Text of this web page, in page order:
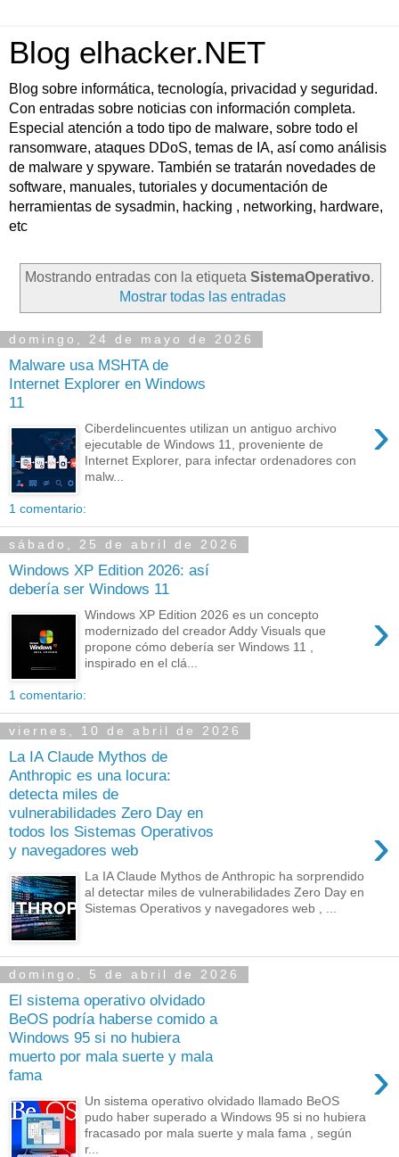
Blog elhacker.NET
Blog sobre informática, tecnología, privacidad y seguridad.
Con entradas sobre noticias con información completa.
Especial atención a todo tipo de malware, sobre todo el
ransomware, ataques DDoS, temas de IA, así como análisis
de malware y spyware. También se tratarán novedades de
software, manuales, tutoriales y documentación de
herramientas de sysadmin, hacking , networking, hardware,
etc
Mostrando entradas con la etiqueta SistemaOperativo.
Mostrar todas las entradas
domingo, 24 de mayo de 2026
Malware usa MSHTA de
Internet Explorer en Windows
11
›
Ciberdelincuentes utilizan un antiguo archivo
ejecutable de Windows 11, proveniente de
Internet Explorer, para infectar ordenadores con
malw...
1 comentario:
sábado, 25 de abril de 2026
Windows XP Edition 2026: así
debería ser Windows 11
›
Windows XP Edition 2026 es un concepto
modernizado del creador Addy Visuals que
propone cómo debería ser Windows 11 ,
inspirado en el clá...
1 comentario:
viernes, 10 de abril de 2026
La IA Claude Mythos de
Anthropic es una locura:
detecta miles de
vulnerabilidades Zero Day en
todos los Sistemas Operativos
y navegadores web
›
La IA Claude Mythos de Anthropic ha sorprendido
al detectar miles de vulnerabilidades Zero Day en
Sistemas Operativos y navegadores web , ...
domingo, 5 de abril de 2026
El sistema operativo olvidado
BeOS podría haberse comido a
Windows 95 si no hubiera
muerto por mala suerte y mala
fama
›
Un sistema operativo olvidado llamado BeOS
pudo haber superado a Windows 95 si no hubiera
fracasado por mala suerte y mala fama , según
r...